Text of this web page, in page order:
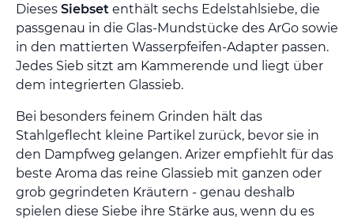
Dieses Siebset enthält sechs Edelstahlsiebe, die
passgenau in die Glas-Mundstücke des ArGo sowie
in den mattierten Wasserpfeifen-Adapter passen.
Jedes Sieb sitzt am Kammerende und liegt über
dem integrierten Glassieb.
Bei besonders feinem Grinden hält das
Stahlgeflecht kleine Partikel zurück, bevor sie in
den Dampfweg gelangen. Arizer empfiehlt für das
beste Aroma das reine Glassieb mit ganzen oder
grob gegrindeten Kräutern - genau deshalb
spielen diese Siebe ihre Stärke aus, wenn du es